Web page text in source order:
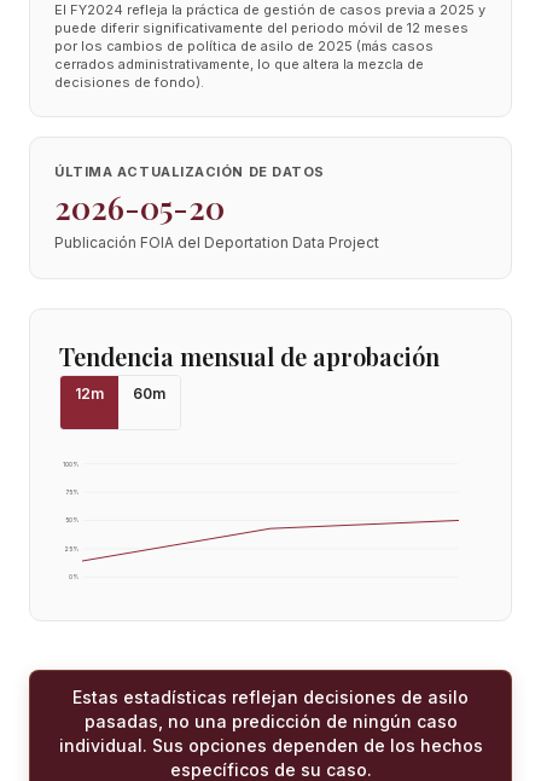
El FY2024 refleja la práctica de gestión de casos previa a 2025 y
puede diferir significativamente del periodo móvil de 12 meses
por los cambios de política de asilo de 2025 (más casos
cerrados administrativamente, lo que altera la mezcla de
decisiones de fondo).
ÚLTIMA ACTUALIZACIÓN DE DATOS
2026-05-20
Publicación FOIA del Deportation Data Project
Tendencia mensual de aprobación
12m 60m
0%
25%
50%
75%
100%
Estas estadísticas reflejan decisiones de asilo
pasadas, no una predicción de ningún caso
individual. Sus opciones dependen de los hechos
específicos de su caso.